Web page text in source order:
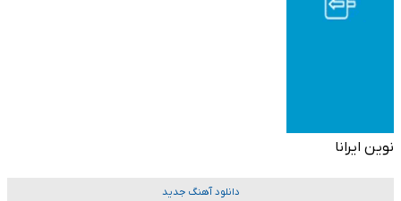
نوین ایرانا
دانلود آهنگ جدید